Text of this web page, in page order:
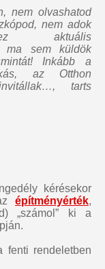
nem olvashatod
nem adok
aktuális
ma sem küldök
! Inkább a
az Otthon
tarts
kérésekor
építményérték,
„számol” ki a
fenti rendeletben